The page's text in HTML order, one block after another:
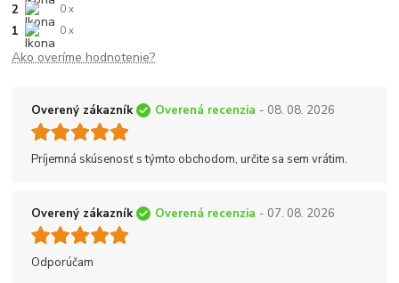
2 0 x
1 0 x
Ako overíme hodnotenie?
Overený zákazník Overená recenzia - 08. 08. 2026
Príjemná skúsenosť s týmto obchodom, určite sa sem vrátim.
Overený zákazník Overená recenzia - 07. 08. 2026
Odporúčam